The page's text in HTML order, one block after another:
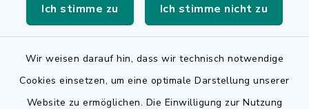
Ich stimme zu Ich stimme nicht zu
Wir weisen darauf hin, dass wir technisch notwendige
Cookies einsetzen, um eine optimale Darstellung unserer
Website zu ermöglichen. Die Einwilligung zur Nutzung
Landkreis Erlangen-Höchstadt